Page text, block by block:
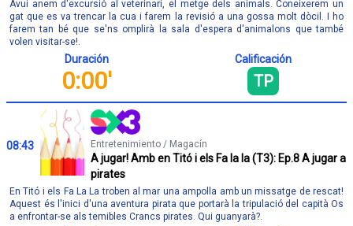
Avui anem d'excursió al veterinari, el metge dels animals. Coneixerem un
gat que es va trencar la cua i farem la revisió a una gossa molt dòcil. I ho
farem tan bé que se'ns omplirà la sala d'espera d'animalons que també
volen visitar-se!.
Duración
0:00'
Calificación
TP
08:43 Entretenimiento / Magacín
A jugar! Amb en Titó i els Fa la la (T3): Ep.8 A jugar a
pirates
En Titó i els Fa La La troben al mar una ampolla amb un missatge de rescat!
Aquest és l'inici d'una aventura pirata que portarà la tripulació del capità Os
a enfrontar-se als temibles Crancs pirates. Qui guanyarà?.